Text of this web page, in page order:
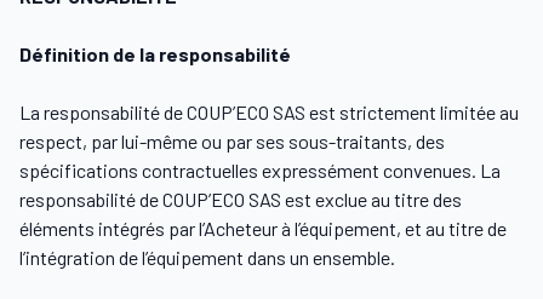
Définition de la responsabilité
La responsabilité de COUP’ECO SAS est strictement limitée au
respect, par lui-même ou par ses sous-traitants, des
spécifications contractuelles expressément convenues. La
responsabilité de COUP’ECO SAS est exclue au titre des
éléments intégrés par l’Acheteur à l’équipement, et au titre de
l’intégration de l’équipement dans un ensemble.